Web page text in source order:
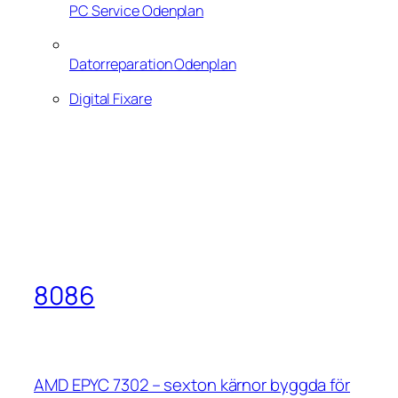
PC Service Odenplan
Datorreparation Odenplan
Digital Fixare
8086
AMD EPYC 7302 – sexton kärnor byggda för